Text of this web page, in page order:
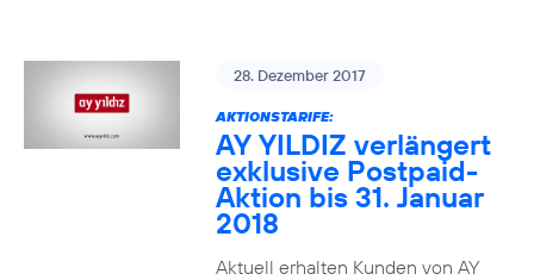
28. Dezember 2017
AKTIONSTARIFE:
AY YILDIZ verlängert
exklusive Postpaid-
Aktion bis 31. Januar
2018
Aktuell erhalten Kunden von AY